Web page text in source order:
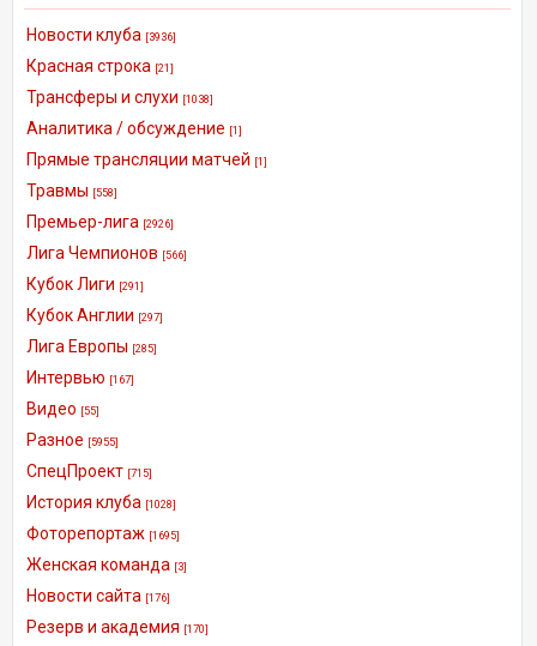
Новости клуба [3936]
Красная строка [21]
Трансферы и слухи [1038]
Аналитика / обсуждение [1]
Прямые трансляции матчей [1]
Травмы [558]
Премьер-лига [2926]
Лига Чемпионов [566]
Кубок Лиги [291]
Кубок Англии [297]
Лига Европы [285]
Интервью [167]
Видео [55]
Разное [5955]
СпецПроект [715]
История клуба [1028]
Фоторепортаж [1695]
Женская команда [3]
Новости сайта [176]
Резерв и академия [170]